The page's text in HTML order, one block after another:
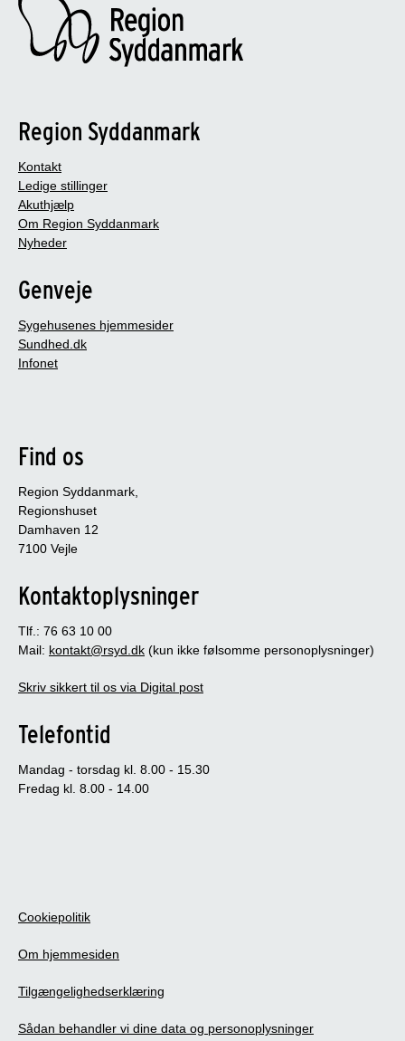
Region Syddanmark
Kontakt
Ledige stillinger
Akuthjælp
Om Region Syddanmark
Nyheder
Genveje
Sygehusenes hjemmesider
Sundhed.dk
Infonet
Find os
Region Syddanmark,
Regionshuset
Damhaven 12
7100 Vejle
Kontaktoplysninger
Tlf.: 76 63 10 00
Mail: kontakt@rsyd.dk (kun ikke følsomme personoplysninger)
Skriv sikkert til os via Digital post
Telefontid
Mandag - torsdag kl. 8.00 - 15.30
Fredag kl. 8.00 - 14.00
Cookiepolitik
Om hjemmesiden
Tilgængelighedserklæring
Sådan behandler vi dine data og personoplysninger